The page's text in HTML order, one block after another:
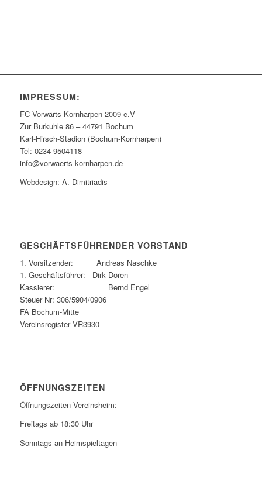
IMPRESSUM:
FC Vorwärts Kornharpen 2009 e.V
Zur Burkuhle 86 – 44791 Bochum
Karl-Hirsch-Stadion (Bochum-Kornharpen)
Tel: 0234-9504118
info@vorwaerts-kornharpen.de
Webdesign: A. Dimitriadis
GESCHÄFTSFÜHRENDER VORSTAND
1. Vorsitzender: Andreas Naschke
1. Geschäftsführer: Dirk Dören
Kassierer: Bernd Engel
Steuer Nr: 306/5904/0906
FA Bochum-Mitte
Vereinsregister VR3930
ÖFFNUNGSZEITEN
Öffnungszeiten Vereinsheim:
Freitags ab 18:30 Uhr
Sonntags an Heimspieltagen